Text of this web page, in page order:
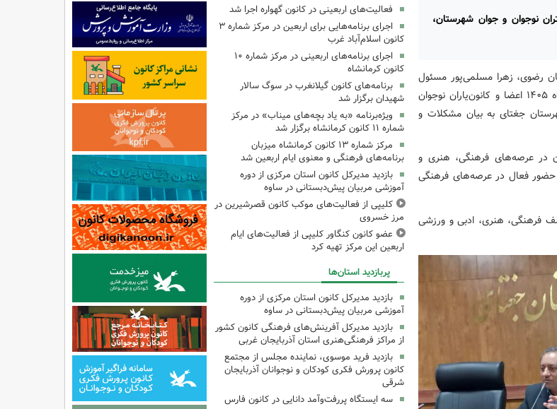
نوجوان و جوان شهرستان،
رضوی، زهرا مسلمی‌پور مسئول
مرکز فرهنگی، هنری جغتای با اعلام این خبرگ فت: سه‌شنبه ۲۹ اردیبهشت‌ماه ۱۴۰۵ اعضا و کانون‌یاران نوجوان
جغتای به بیان مشکلات و
در عرصه‌های فرهنگی، هنری و
حضور فعال در عرصه‌های فرهنگی
فرهنگی، هنری، ادبی و ورزشی
فعالیت‌های اربعینی در کانون گهواره اجرا شد
اجرای برنامه‌هایی برای اربعین در مرکز شماره ۳
کانون اسلام‌آباد غرب
اجرای برنامه‌های اربعینی در مرکز شماره ۱۰
کانون کرمانشاه
برنامه‌های کانون گیلانغرب در سوگ سالار
شهیدان برگزار شد
ویژه‌برنامه «به یاد بچه‌های میناب» در مرکز
شماره ۱۱ کانون کرمانشاه برگزار شد
مرکز شماره ۱۳ کانون کرمانشاه میزبان
برنامه‌های فرهنگی و معنوی ایام اربعین شد
بازدید مدیرکل کانون استان مرکزی از دوره
آموزشی مربیان پیش‌دبستانی در ساوه
کلیپی از فعالیت‌های موکب کانون قصرشیرین در
مرز خسروی
عضو کانون کنگاور کلیپی از فعالیت‌های ایام
اربعین این مرکز تهیه کرد
پربازدید استان‌ها
بازدید مدیرکل کانون استان مرکزی از دوره
آموزشی مربیان پیش‌دبستانی در ساوه
بازدید مدیرکل آفرینش‌های فرهنگی کانون کشور
از مراکز فرهنگی‌هنری استان آذربایجان غربی
بازدید فرید موسوی، نماینده مجلس از مجتمع
کانون پرورش فکری کودکان و نوجوانان آذربایجان
شرقی
سه ایستگاه پررفت‌وآمد دانایی در کانون فارس